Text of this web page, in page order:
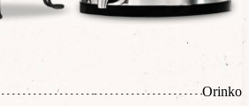
Orinko